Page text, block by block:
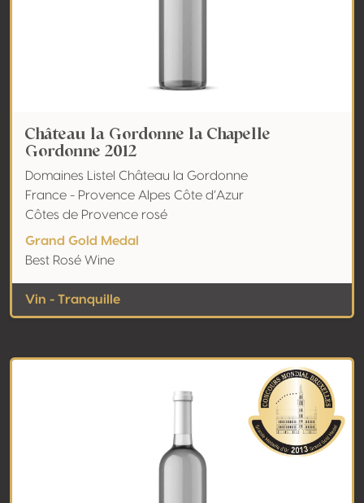
Château la Gordonne la Chapelle
Gordonne 2012
Domaines Listel Château la Gordonne
France - Provence Alpes Côte d’Azur
Côtes de Provence rosé
Grand Gold Medal
Best Rosé Wine
Vin - Tranquille